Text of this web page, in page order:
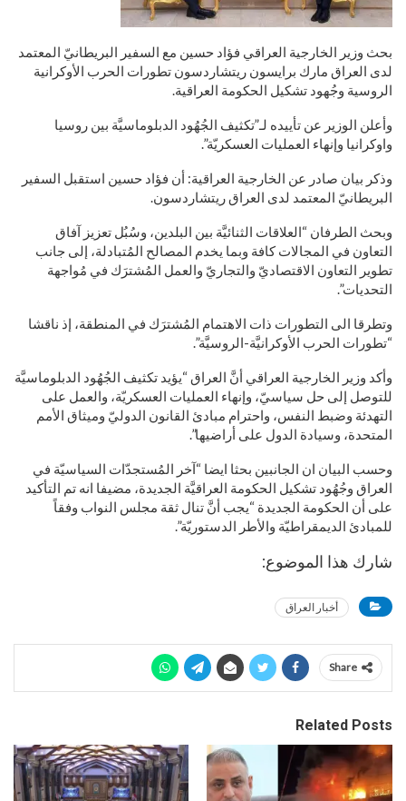
بحث وزير الخارجية العراقي فؤاد حسين مع السفير البريطانيّ المعتمد
لدى العراق مارك برايسون ريتشاردسون تطورات الحرب الأوكرانية
الروسية وجُهود تشكيل الحكومة العراقية.
وأعلن الوزير عن تأييده لـ”تكثيف الجُهُود الدبلوماسيَّة بين روسيا
واوكرانيا وإنهاء العمليات العسكريّة”.
وذكر بيان صادر عن الخارجية العراقية: أن فؤاد حسين استقبل السفير
البريطانيّ المعتمد لدى العراق ريتشاردسون.
وبحث الطرفان “العلاقات الثنائيَّة بين البلدين، وسُبُل تعزيز آفاق
التعاون في المجالات كافة وبما يخدم المصالح المُتبادلة، إلى جانب
تطوير التعاون الاقتصاديّ والتجاريّ والعمل المُشترَك في مُواجهة
التحديات”.
وتطرقا الى التطورات ذات الاهتمام المُشترَك في المنطقة، إذ ناقشا
“تطورات الحرب الأوكرانيَّة-الروسيَّة”.
وأكد وزير الخارجية العراقي أنَّ العراق “يؤيد تكثيف الجُهُود الدبلوماسيَّة
للتوصل إلى حل سياسيّ، وإنهاء العمليات العسكريّة، والعمل على
التهدئة وضبط النفس، واحترام مبادئ القانون الدوليّ وميثاق الأمم
المتحدة، وسيادة الدول على أراضيها”.
وحسب البيان ان الجانبين بحثا ايضا “آخر المُستجدّات السياسيّة في
العراق وجُهُود تشكيل الحكومة العراقيَّة الجديدة، مضيفا انه تم التأكيد
على أن الحكومة الجديدة “يجب أنَّ تنال ثقة مجلس النواب وفقاً
للمبادئ الديمقراطيّة والأطر الدستوريّة”.
شارك هذا الموضوع:
أخبار العراق
Share
Related Posts